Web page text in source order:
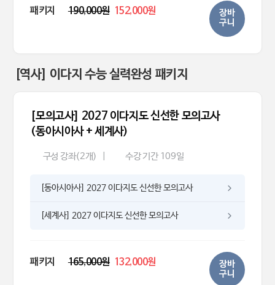
패키지 190,000원 152,000원
장바
구니
[역사] 이다지 수능 실력완성 패키지
[모의고사] 2027 이다지도 신선한 모의고사
(동아시아사 + 세계사)
구성 강좌(2개) 수강 기간 109일
[동아시아사] 2027 이다지도 신선한 모의고사
[세계사] 2027 이다지도 신선한 모의고사
패키지 165,000원 132,000원
장바
구니